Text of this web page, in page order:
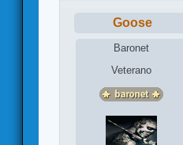
Goose
Baronet
Veterano